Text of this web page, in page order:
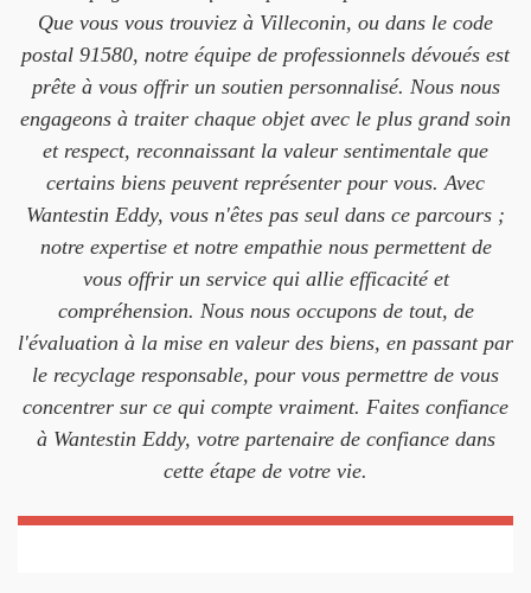
Que vous vous trouviez à Villeconin, ou dans le code
postal 91580, notre équipe de professionnels dévoués est
prête à vous offrir un soutien personnalisé. Nous nous
engageons à traiter chaque objet avec le plus grand soin
et respect, reconnaissant la valeur sentimentale que
certains biens peuvent représenter pour vous. Avec
Wantestin Eddy, vous n'êtes pas seul dans ce parcours ;
notre expertise et notre empathie nous permettent de
vous offrir un service qui allie efficacité et
compréhension. Nous nous occupons de tout, de
l'évaluation à la mise en valeur des biens, en passant par
le recyclage responsable, pour vous permettre de vous
concentrer sur ce qui compte vraiment. Faites confiance
à Wantestin Eddy, votre partenaire de confiance dans
cette étape de votre vie.